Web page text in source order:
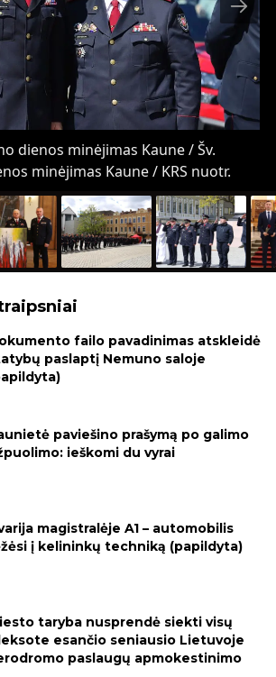
dienos minėjimas Kaune / Šv.
minėjimas Kaune / KRS nuotr.
failo pavadinimas atskleidė
paslaptį Nemuno saloje
paviešino prašymą po galimo
ieškomi du vyrai
magistralėje A1 – automobilis
į kelininkų techniką (papildyta)
taryba nusprendė siekti visų
esančio seniausio Lietuvoje
paslaugų apmokestinimo